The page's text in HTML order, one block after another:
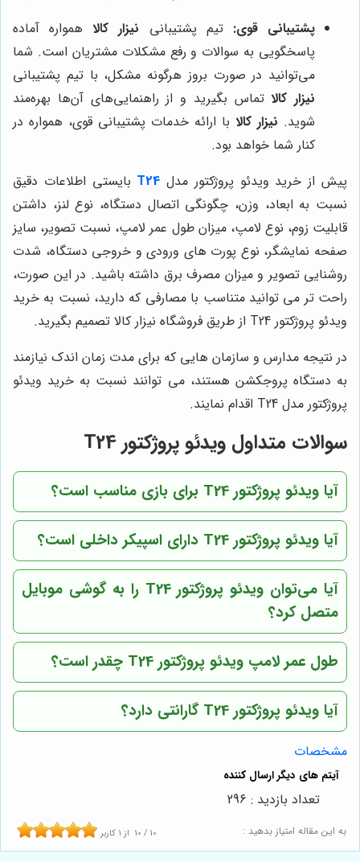
پشتیبانی قوی: تیم پشتیبانی نیزار کالاهمواره آماده
پاسخگویی به سوالات و رفع مشکلات مشتریان است. شما
می‌توانید در صورت بروز هرگونه مشکل، با تیم پشتیبانی
نیزار کالاتماس بگیرید و از راهنمایی‌های آن‌ها بهره‌مند
شوید. نیزار کالا با ارائه خدمات پشتیبانی قوی، همواره در
کنار شما خواهد بود.
پیش از خرید ویدئو پروژکتور مدل T24 بایستی اطلاعات دقیق
نسبت به ابعاد، وزن، چگونگی اتصال دستگاه، نوع لنز، داشتن
قابلیت زوم، نوع لامپ، میزان طول عمر لامپ، نسبت تصویر، سایز
صفحه نمایشگر، نوع پورت های ورودی و خروجی دستگاه، شدت
روشنایی تصویر و میزان مصرف برق داشته باشید. در این صورت،
راحت تر می توانید متناسب با مصارفی که دارید، نسبت به خرید
ویدئو پروژکتور T24 از طریق فروشگاه نیزار کالا تصمیم بگیرید.
در نتیجه مدارس و سازمان هایی که برای مدت زمان اندک نیازمند
به دستگاه پروجکشن هستند، می توانند نسبت به خرید ویدئو
پروژکتور مدل T24 اقدام نمایند.
سوالات متداول ویدئو پروژکتور T24
آیا ویدئو پروژکتور T24 برای بازی مناسب است؟
آیا ویدئو پروژکتور T24 دارای اسپیکر داخلی است؟
آیا می‌توان ویدئو پروژکتور T24 را به گوشی موبایل
متصل کرد؟
طول عمر لامپ ویدئو پروژکتور T24 چقدر است؟
آیا ویدئو پروژکتور T24 گارانتی دارد؟
مشخصات
به این مقاله امتیاز بدهید : 10 / 10 از 1 کاربر
تعداد بازدید : 296